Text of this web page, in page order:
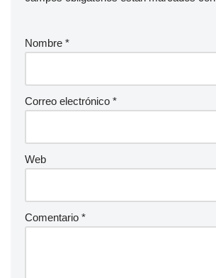
Nombre *
Correo electrónico *
Web
Comentario *